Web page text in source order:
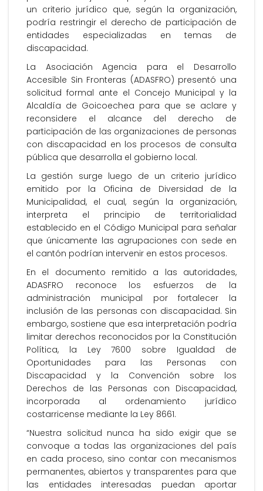
un criterio jurídico que, según la organización,
podría restringir el derecho de participación de
entidades especializadas en temas de
discapacidad.
La Asociación Agencia para el Desarrollo
Accesible Sin Fronteras (ADASFRO) presentó una
solicitud formal ante el Concejo Municipal y la
Alcaldía de Goicoechea para que se aclare y
reconsidere el alcance del derecho de
participación de las organizaciones de personas
con discapacidad en los procesos de consulta
pública que desarrolla el gobierno local.
La gestión surge luego de un criterio jurídico
emitido por la Oficina de Diversidad de la
Municipalidad, el cual, según la organización,
interpreta el principio de territorialidad
establecido en el Código Municipal para señalar
que únicamente las agrupaciones con sede en
el cantón podrían intervenir en estos procesos.
En el documento remitido a las autoridades,
ADASFRO reconoce los esfuerzos de la
administración municipal por fortalecer la
inclusión de las personas con discapacidad. Sin
embargo, sostiene que esa interpretación podría
limitar derechos reconocidos por la Constitución
Política, la Ley 7600 sobre Igualdad de
Oportunidades para las Personas con
Discapacidad y la Convención sobre los
Derechos de las Personas con Discapacidad,
incorporada al ordenamiento jurídico
costarricense mediante la Ley 8661.
“Nuestra solicitud nunca ha sido exigir que se
convoque a todas las organizaciones del país
en cada proceso, sino contar con mecanismos
permanentes, abiertos y transparentes para que
las entidades interesadas puedan aportar